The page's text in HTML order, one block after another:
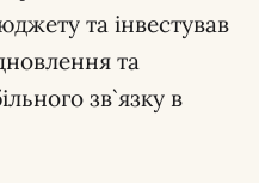
та інвестував
та
зв`язку в